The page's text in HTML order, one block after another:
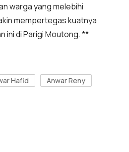
warga yang melebihi
mempertegas kuatnya
ini di Parigi Moutong. **
Hafid
Anwar Reny